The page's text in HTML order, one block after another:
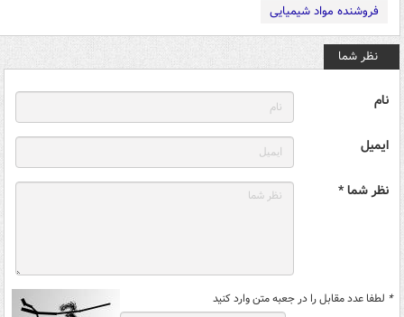
فروشنده مواد شیمیایی
نظر شما
نام
ایمیل
نظر شما *
* لطفا عدد مقابل را در جعبه متن وارد کنید